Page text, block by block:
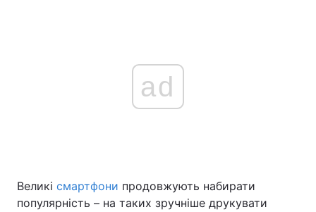
ad
Великі смартфони продовжують набирати
популярність – на таких зручніше друкувати